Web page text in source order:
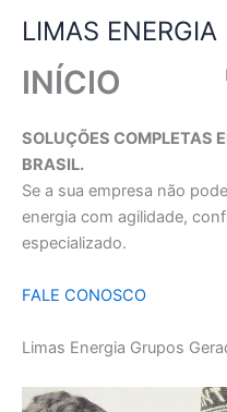
para
conteúdo
LIMAS ENERGIA
INÍCIO
SOLUÇÕES COMPLETAS
BRASIL.
Se a sua empresa não
energia com agilidade,
especializado.
FALE CONOSCO
Limas Energia Grupos